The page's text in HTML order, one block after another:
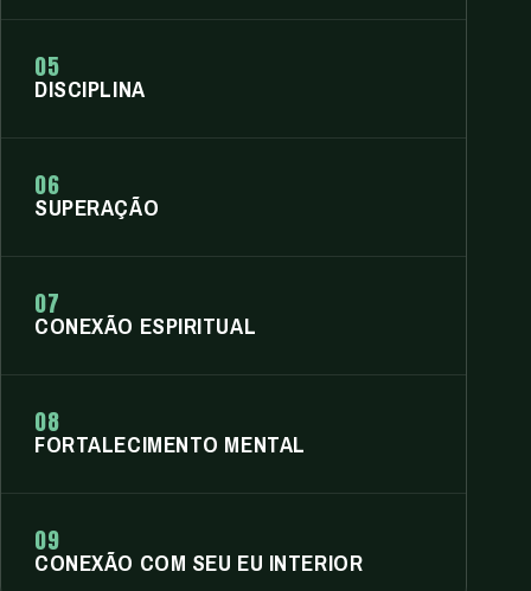
05
DISCIPLINA
06
SUPERAÇÃO
07
CONEXÃO ESPIRITUAL
08
FORTALECIMENTO MENTAL
09
CONEXÃO COM SEU EU INTERIOR